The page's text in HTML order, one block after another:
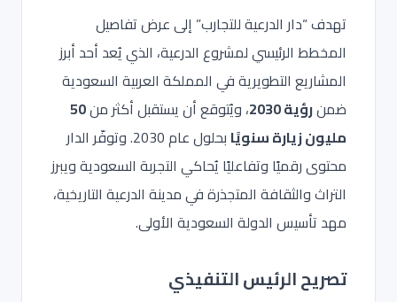
تهدف “دار الدرعية للتجارب” إلى عرض تفاصيل
المخطط الرئيسي لمشروع الدرعية، الذي يُعد أحد أبرز
المشاريع التطويرية في المملكة العربية السعودية
ضمنرؤية 2030 ، ويُتوقع أن يستقبل أكثر من50
مليون زيارة سنويًا
بحلول عام 2030. وتوفّر الدار
محتوى رقميًا وتفاعليًا يُحاكي التجربة السعودية ويبرز
التراث والثقافة المتجذرة في مدينة الدرعية التاريخية،
مهد تأسيس الدولة السعودية الأولى.
تصريح الرئيس التنفيذي